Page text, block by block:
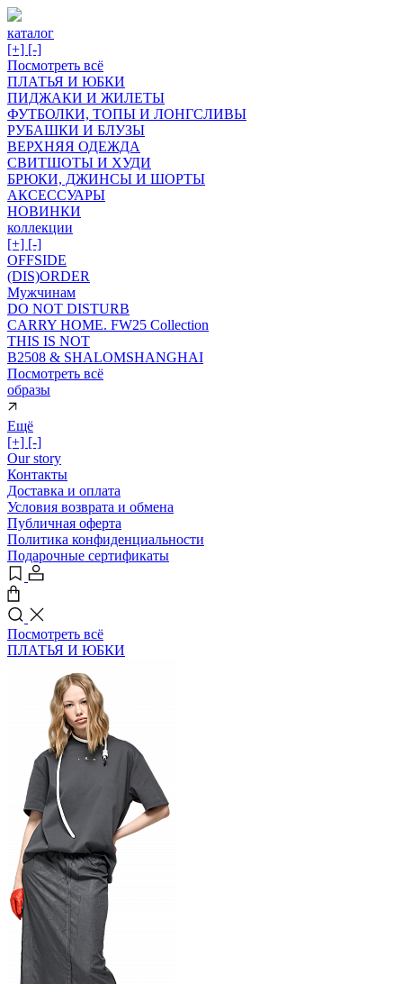
каталог
[+] [-]
Посмотреть всё
ПЛАТЬЯ И ЮБКИ
ПИДЖАКИ И ЖИЛЕТЫ
ФУТБОЛКИ, ТОПЫ И ЛОНГСЛИВЫ
РУБАШКИ И БЛУЗЫ
ВЕРХНЯЯ ОДЕЖДА
СВИТШОТЫ И ХУДИ
БРЮКИ, ДЖИНСЫ И ШОРТЫ
АКСЕССУАРЫ
НОВИНКИ
коллекции
[+] [-]
OFFSIDE
(DIS)ORDER
Мужчинам
DO NOT DISTURB
CARRY HOME. FW25 Collection
THIS IS NOT
B2508 & SHALOMSHANGHAI
Посмотреть всё
образы
Ещё
[+] [-]
Our story
Контакты
Доставка и оплата
Условия возврата и обмена
Публичная оферта
Политика конфиденциальности
Подарочные сертификаты
Посмотреть всё
ПЛАТЬЯ И ЮБКИ